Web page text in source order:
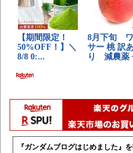
『ガンダムブログはじめました』